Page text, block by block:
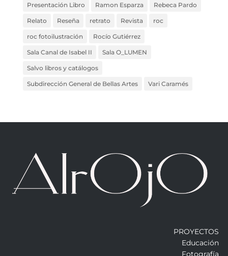
Presentación Libro Ramon Esparza Rebeca Pardo
Relato Reseña retrato Revista roc
roc fotoilustración Rocío Gutiérrez
Sala Canal de Isabel II Sala O_LUMEN
Salvo libros y catálogos
Subdirección General de Bellas Artes Vari Caramés
PROYECTOS
Educación
Fotografía